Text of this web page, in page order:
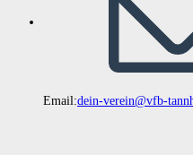
Email:dein-verein@vfb-